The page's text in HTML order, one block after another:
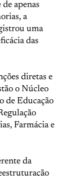
apenas
a
uma
das
diretas e
o Núcleo
de Educação
Farmácia e
da